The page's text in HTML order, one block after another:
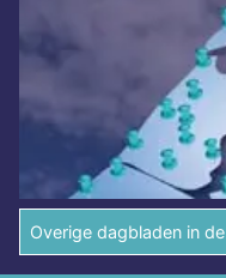
Overige dagbladen in